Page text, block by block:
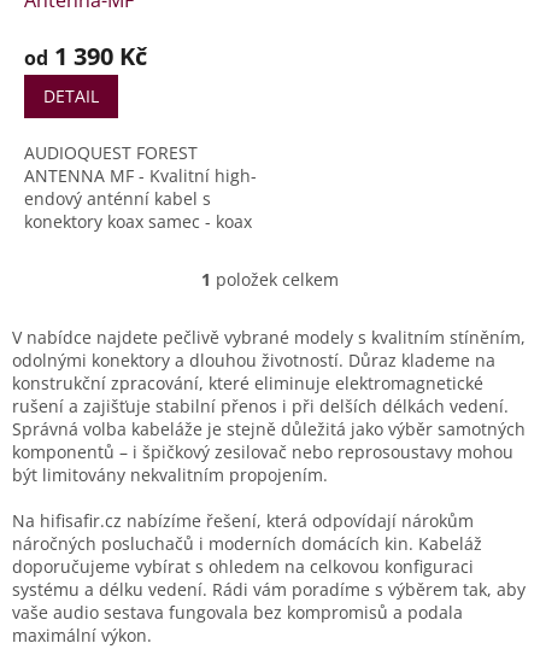
ů
od 1 390 Kč
DETAIL
AUDIOQUEST FOREST
ANTENNA MF - Kvalitní high-
endový anténní kabel s
konektory koax samec - koax
O
l
á
d
a
c
í
p
r
v
k
y
v
ý
1 položek celkem
V nabídce najdete pečlivě vybrané modely s kvalitním stíněním,
odolnými konektory a dlouhou životností. Důraz klademe na
konstrukční zpracování, které eliminuje elektromagnetické
rušení a zajišťuje stabilní přenos i při delších délkách vedení.
Správná volba kabeláže je stejně důležitá jako výběr samotných
komponentů – i špičkový zesilovač nebo reprosoustavy mohou
být limitovány nekvalitním propojením.
Na hifisafir.cz nabízíme řešení, která odpovídají nárokům
náročných posluchačů i moderních domácích kin. Kabeláž
doporučujeme vybírat s ohledem na celkovou konfiguraci
systému a délku vedení. Rádi vám poradíme s výběrem tak, aby
vaše audio sestava fungovala bez kompromisů a podala
maximální výkon.